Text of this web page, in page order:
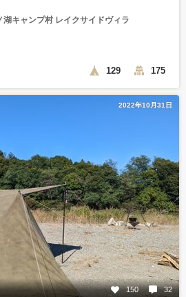
キャンプ村 レイクサイドヴィラ
129 175
2022年10月31日
150 32